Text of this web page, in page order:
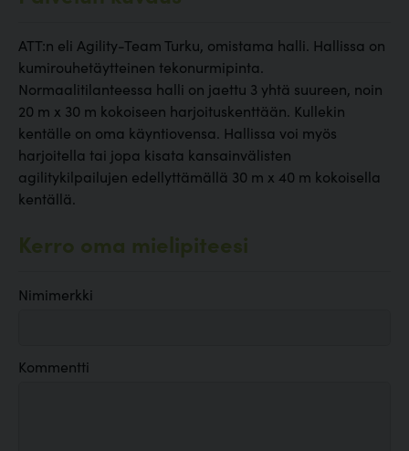
ATT:n eli Agility-Team Turku, omistama halli. Hallissa on
kumirouhetäytteinen tekonurmipinta.
Normaalitilanteessa halli on jaettu 3 yhtä suureen, noin
20 m x 30 m kokoiseen harjoituskenttään. Kullekin
kentälle on oma käyntiovensa. Hallissa voi myös
harjoitella tai jopa kisata kansainvälisten
agilitykilpailujen edellyttämällä 30 m x 40 m kokoisella
kentällä.
Kerro oma mielipiteesi
Nimimerkki
Kommentti